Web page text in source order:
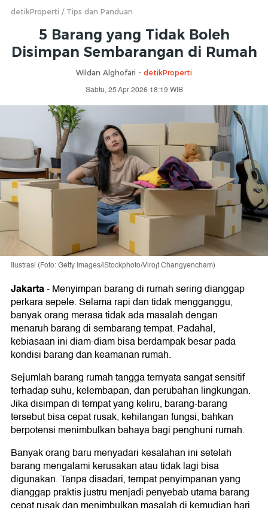
detikProperti Tips dan Panduan
5 Barang yang Tidak Boleh
Disimpan Sembarangan di Rumah
Wildan Alghofari - detikProperti
Sabtu, 25 Apr 2026 18:19 WIB
Ilustrasi (Foto: Getty Images/iStockphoto/Virojt Changyencham)
Jakarta-Menyimpan barang di rumah sering dianggap
perkara sepele. Selama rapi dan tidak mengganggu,
banyak orang merasa tidak ada masalah dengan
menaruh barang di sembarang tempat. Padahal,
kebiasaan ini diam-diam bisa berdampak besar pada
kondisi barang dan keamanan rumah.
Sejumlah barang rumah tangga ternyata sangat sensitif
terhadap suhu, kelembapan, dan perubahan lingkungan.
Jika disimpan di tempat yang keliru, barang-barang
tersebut bisa cepat rusak, kehilangan fungsi, bahkan
berpotensi menimbulkan bahaya bagi penghuni rumah.
Banyak orang baru menyadari kesalahan ini setelah
barang mengalami kerusakan atau tidak lagi bisa
digunakan. Tanpa disadari, tempat penyimpanan yang
dianggap praktis justru menjadi penyebab utama barang